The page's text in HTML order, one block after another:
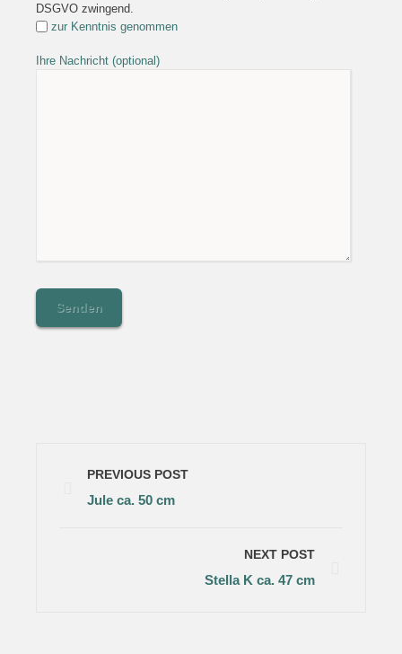
DSGVO zwingend.
zur Kenntnis genommen
Ihre Nachricht (optional)
PREVIOUS POST
Jule ca. 50 cm
NEXT POST
Stella K ca. 47 cm